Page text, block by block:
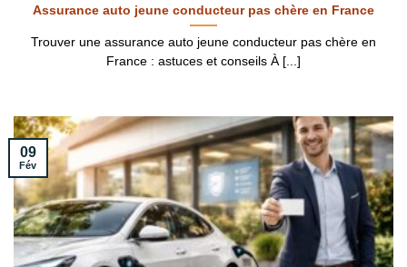
Assurance auto jeune conducteur pas chère en France
Trouver une assurance auto jeune conducteur pas chère en
France : astuces et conseils À [...]
09
Fév